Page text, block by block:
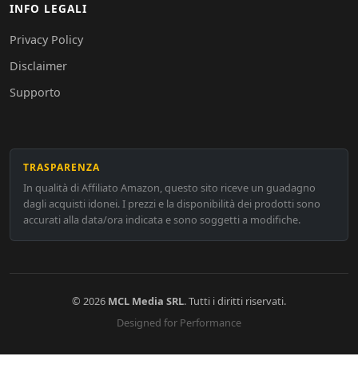
INFO LEGALI
Privacy Policy
Disclaimer
Supporto
TRASPARENZA
In qualità di Affiliato Amazon, questo sito riceve un guadagno
dagli acquisti idonei. I prezzi e la disponibilità dei prodotti sono
accurati alla data/ora indicata e sono soggetti a modifiche.
© 2026 MCL Media SRL. Tutti i diritti riservati.
Designed for Performance